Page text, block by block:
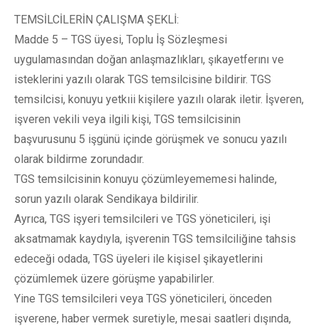
TEMSİLCİLERİN ÇALIŞMA ŞEKLİ:
Madde 5 – TGS üyesi, Toplu İş Sözleşmesi
uygulamasından doğan anlaşmazlıkları, şıkayetferını ve
isteklerini yazılı olarak TGS temsilcisine bildirir. TGS
temsilcisi, konuyu yetkıii kişilere yazılı olarak iletir. İşveren,
işveren vekili veya ilgili kişi, TGS temsilcisinin
başvurusunu 5 işgünü içinde görüşmek ve sonucu yazılı
olarak bildirme zorundadır.
TGS temsilcisinin konuyu çözümleyememesi halinde,
sorun yazılı olarak Sendikaya bildirilir.
Ayrıca, TGS işyeri temsilcileri ve TGS yöneticileri, işi
aksatmamak kaydıyla, işverenin TGS temsilciliğine tahsis
edeceği odada, TGS üyeleri ile kişisel şikayetlerini
çözümlemek üzere görüşme yapabilirler.
Yine TGS temsilcileri veya TGS yöneticileri, önceden
işverene, haber vermek suretiyle, mesai saatleri dışında,